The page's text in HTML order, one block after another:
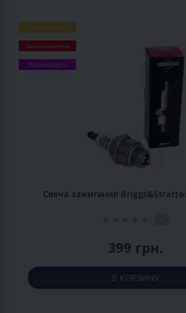
Популярный
Заканчивается
Рекомендуем
Свеча зажигания
399 грн.
В КОРЗИНУ